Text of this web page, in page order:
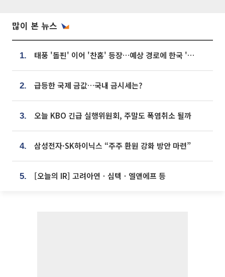
많이 본 뉴스
1. 태풍 '돌핀' 이어 '찬홈' 등장…예상 경로에 한국 '한숨'
2. 급등한 국제 금값…국내 금시세는?
3. 오늘 KBO 긴급 실행위원회, 주말도 폭염취소 될까
4. 삼성전자·SK하이닉스 “주주 환원 강화 방안 마련”
5. [오늘의 IR] 고려아연ㆍ심텍ㆍ엘앤에프 등